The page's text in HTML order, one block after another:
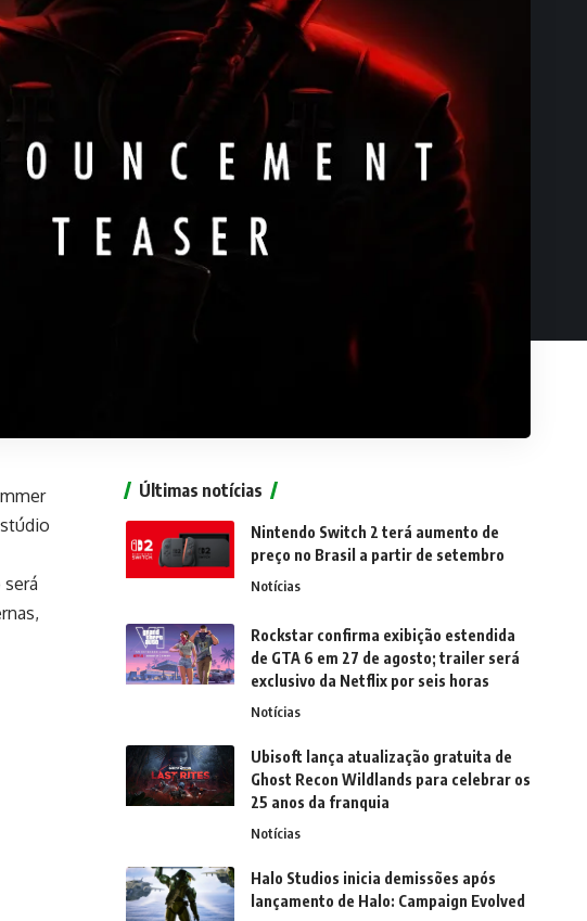
Últimas notícias
Nintendo Switch 2 terá aumento de
preço no Brasil a partir de setembro
Notícias
Rockstar confirma exibição estendida
de GTA 6 em 27 de agosto; trailer será
exclusivo da Netflix por seis horas
Notícias
Ubisoft lança atualização gratuita de
Ghost Recon Wildlands para celebrar os
25 anos da franquia
Notícias
Halo Studios inicia demissões após
lançamento de Halo: Campaign Evolved